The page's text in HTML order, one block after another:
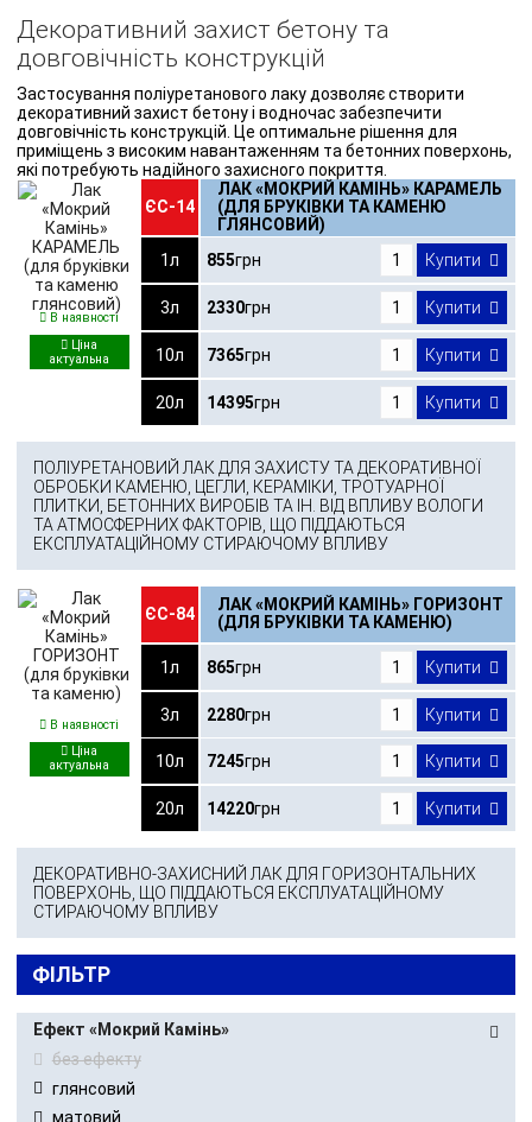
Декоративний захист бетону та
довговічність конструкцій
Застосування поліуретанового лаку дозволяє створити
декоративний захист бетону і водночас забезпечити
довговічність конструкцій. Це оптимальне рішення для
приміщень з високим навантаженням та бетонних поверхонь,
які потребують надійного захисного покриття.
В наявності
ЄС-14
ЛАК «МОКРИЙ КАМІНЬ» КАРАМЕЛЬ
(ДЛЯ БРУКІВКИ ТА КАМЕНЮ
ГЛЯНСОВИЙ)
1л
855грн Купити
3л 2330грн Купити
10л 7365грн Купити
20л 14395грн Купити
ПОЛІУРЕТАНОВИЙ ЛАК ДЛЯ ЗАХИСТУ ТА ДЕКОРАТИВНОЇ
ОБРОБКИ КАМЕНЮ, ЦЕГЛИ, КЕРАМІКИ, ТРОТУАРНОЇ
ПЛИТКИ, БЕТОННИХ ВИРОБІВ ТА ІН. ВІД ВПЛИВУ ВОЛОГИ
ТА АТМОСФЕРНИХ ФАКТОРІВ, ЩО ПІДДАЮТЬСЯ
ЕКСПЛУАТАЦІЙНОМУ СТИРАЮЧОМУ ВПЛИВУ
В наявності
ЄС-84
ЛАК «МОКРИЙ КАМІНЬ» ГОРИЗОНТ
(ДЛЯ БРУКІВКИ ТА КАМЕНЮ)
1л 865грн Купити
3л 2280грн Купити
10л 7245грн Купити
20л 14220грн Купити
ДЕКОРАТИВНО-ЗАХИСНИЙ ЛАК ДЛЯ ГОРИЗОНТАЛЬНИХ
ПОВЕРХОНЬ, ЩО ПІДДАЮТЬСЯ ЕКСПЛУАТАЦІЙНОМУ
СТИРАЮЧОМУ ВПЛИВУ
ФІЛЬТР
Ефект «Мокрий Камінь»
без ефекту
глянсовий
матовий